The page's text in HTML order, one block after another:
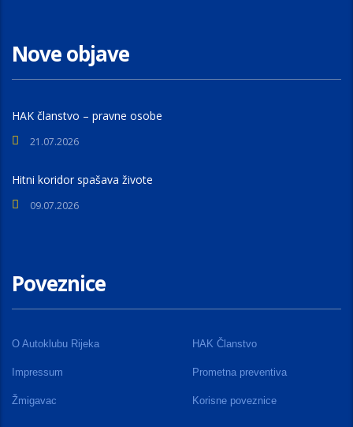
Nove objave
HAK članstvo – pravne osobe
21.07.2026
Hitni koridor spašava živote
09.07.2026
Poveznice
O Autoklubu Rijeka HAK Članstvo
Impressum Prometna preventiva
Žmigavac Korisne poveznice